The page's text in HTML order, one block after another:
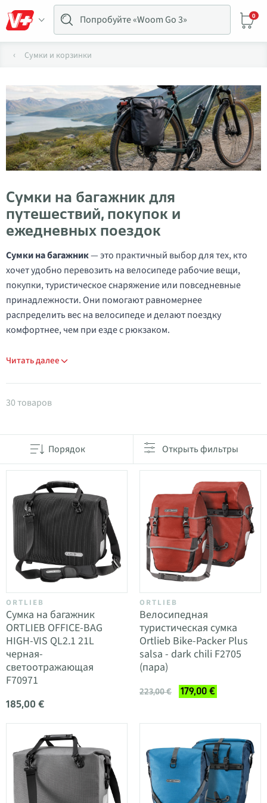
0
Сумки и корзинки
Сумки на багажник для
путешествий, покупок и
ежедневных поездок
Сумки на багажник— это практичный выбор для тех, кто
хочет удобно перевозить на велосипеде рабочие вещи,
покупки, туристическое снаряжение или повседневные
принадлежности. Они помогают равномернее
распределить вес на велосипеде и делают поездку
комфортнее, чем при езде с рюкзаком.
Читать далее
Товары в категории Сумки и боксы на багажник
30 товаров
Порядок Открыть фильтры
ORTLIEB
Сумка на багажник
ORTLIEB OFFICE-BAG
HIGH-VIS QL2.1 21L
черная-
светоотражающая
F70971
185,00 €
ORTLIEB
Велосипедная
туристическая сумка
Ortlieb Bike-Packer Plus
salsa - dark chili F2705
(пара)
223,00 € 179,00 €